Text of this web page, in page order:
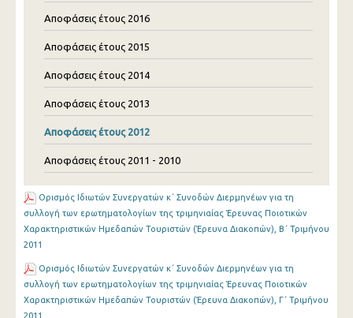
Αποφάσεις έτους 2016
Αποφάσεις έτους 2015
Αποφάσεις έτους 2014
Αποφάσεις έτους 2013
Αποφάσεις έτους 2012
Αποφάσεις έτους 2011 - 2010
Ορισμός Ιδιωτών Συνεργατών κ΄ Συνοδών Διερμηνέων για τη
συλλογή των ερωτηματολογίων της τριμηνιαίας Έρευνας Ποιοτικών
Χαρακτηριστικών Ημεδαπών Τουριστών (Έρευνα Διακοπών), B΄ Τριμήνου
2011
Ορισμός Ιδιωτών Συνεργατών κ΄ Συνοδών Διερμηνέων για τη
συλλογή των ερωτηματολογίων της τριμηνιαίας Έρευνας Ποιοτικών
Χαρακτηριστικών Ημεδαπών Τουριστών (Έρευνα Διακοπών), Γ΄ Τριμήνου
2011